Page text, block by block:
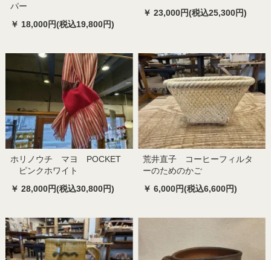
パー
￥ 18,000円(税込19,800円)
￥ 23,000円(税込25,300円)
ホリノウチ マヨ POCKET
ピンクホワイト
￥ 28,000円(税込30,800円)
荒井直子 コーヒーフィルタ
ーのためのかご
￥ 6,000円(税込6,600円)